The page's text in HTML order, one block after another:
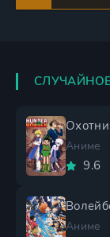
Аниме
9.6
Аниме